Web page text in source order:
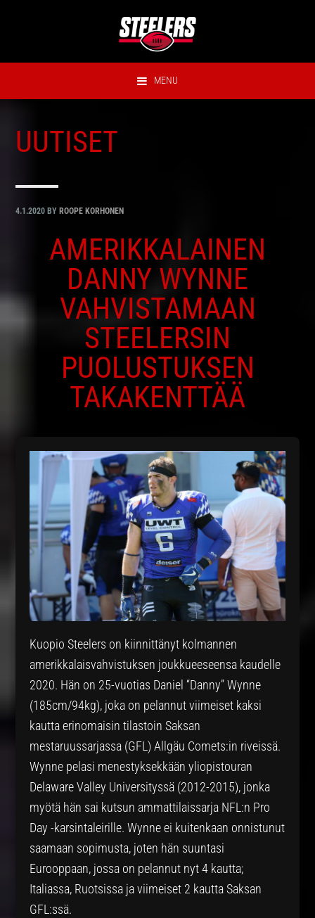
MENU
UUTISET
4.1.2020 BY ROOPE KORHONEN
AMERIKKALAINEN
DANNY WYNNE
VAHVISTAMAAN
STEELERSIN
PUOLUSTUKSEN
TAKAKENTTÄÄ
Kuopio Steelers on kiinnittänyt kolmannen
amerikkalaisvahvistuksen joukkueeseensa kaudelle
2020. Hän on 25-vuotias Daniel “Danny” Wynne
(185cm/94kg), joka on pelannut viimeiset kaksi
kautta erinomaisin tilastoin Saksan
mestaruussarjassa (GFL) Allgäu Comets:in riveissä.
Wynne pelasi menestyksekkään yliopistouran
Delaware Valley Universityssä (2012-2015), jonka
myötä hän sai kutsun ammattilaissarja NFL:n Pro
Day -karsintaleirille. Wynne ei kuitenkaan onnistunut
saamaan sopimusta, joten hän suuntasi
Eurooppaan, jossa on pelannut nyt 4 kautta;
Italiassa, Ruotsissa ja viimeiset 2 kautta Saksan
GFL:ssä.